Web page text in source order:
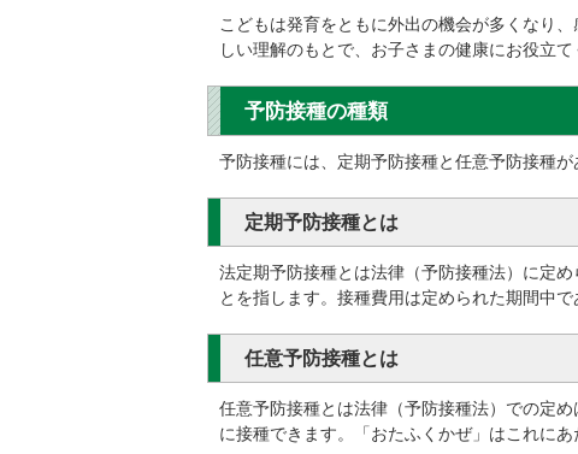
こどもは発育をともに外出の機会が多くなり
しい理解のもとで、お子さまの健康にお役立て
予防接種の種類
予防接種には、定期予防接種と任意予防接種が
定期予防接種とは
法定期予防接種とは法律（予防接種法）に定
とを指します。接種費用は定められた期間中で
任意予防接種とは
任意予防接種とは法律（予防接種法）での定
に接種できます。「おたふくかぜ」はこれに